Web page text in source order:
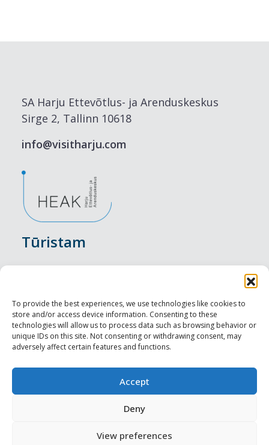
To provide the best experiences, we use technologies like cookies to
store and/or access device information. Consenting to these
technologies will allow us to process data such as browsing behavior or
unique IDs on this site. Not consenting or withdrawing consent, may
adversely affect certain features and functions.
Accept
Deny
View preferences
SA Harju Ettevõtlus- ja Arenduskeskus
Sirge 2, Tallinn 10618
info@visitharju.com
Tūristam
Nakšņošana
Vietas maltītei
Apskates objekti
Profesionāliem
Harju-, Rapla- & Läänemaa DMO